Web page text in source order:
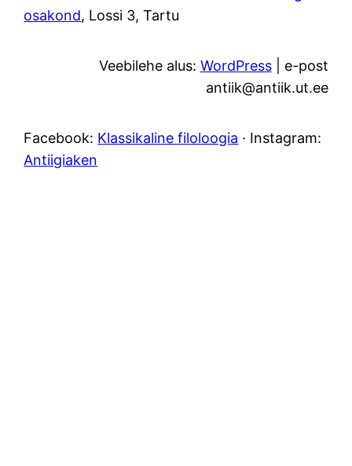
osakond, Lossi 3, Tartu
Veebilehe alus: WordPress| e-post
antiik@antiik.ut.ee
Facebook: Klassikaline filoloogia · Instagram:
Antiigiaken